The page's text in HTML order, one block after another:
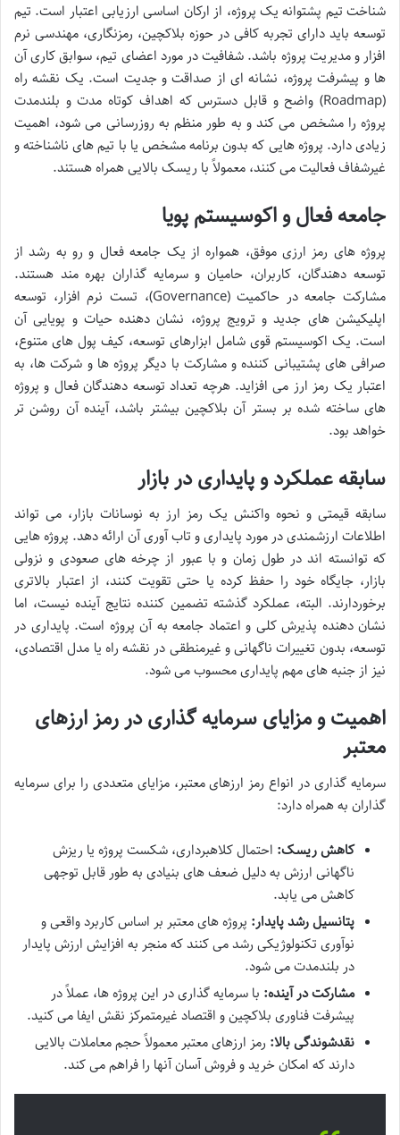
شناخت تیم پشتوانه یک پروژه، از ارکان اساسی ارزیابی اعتبار است. تیم
توسعه باید دارای تجربه کافی در حوزه بلاکچین، رمزنگاری، مهندسی نرم
افزار و مدیریت پروژه باشد. شفافیت در مورد اعضای تیم، سوابق کاری آن
ها و پیشرفت پروژه، نشانه ای از صداقت و جدیت است. یک نقشه راه
(Roadmap) واضح و قابل دسترس که اهداف کوتاه مدت و بلندمدت
پروژه را مشخص می کند و به طور منظم به روزرسانی می شود، اهمیت
زیادی دارد. پروژه هایی که بدون برنامه مشخص یا با تیم های ناشناخته و
غیرشفاف فعالیت می کنند، معمولاً با ریسک بالایی همراه هستند.
جامعه فعال و اکوسیستم پویا
پروژه های رمز ارزی موفق، همواره از یک جامعه فعال و رو به رشد از
توسعه دهندگان، کاربران، حامیان و سرمایه گذاران بهره مند هستند.
مشارکت جامعه در حاکمیت (Governance)، تست نرم افزار، توسعه
اپلیکیشن های جدید و ترویج پروژه، نشان دهنده حیات و پویایی آن
است. یک اکوسیستم قوی شامل ابزارهای توسعه، کیف پول های متنوع،
صرافی های پشتیبانی کننده و مشارکت با دیگر پروژه ها و شرکت ها، به
اعتبار یک رمز ارز می افزاید. هرچه تعداد توسعه دهندگان فعال و پروژه
های ساخته شده بر بستر آن بلاکچین بیشتر باشد، آینده آن روشن تر
خواهد بود.
سابقه عملکرد و پایداری در بازار
سابقه قیمتی و نحوه واکنش یک رمز ارز به نوسانات بازار، می تواند
اطلاعات ارزشمندی در مورد پایداری و تاب آوری آن ارائه دهد. پروژه هایی
که توانسته اند در طول زمان و با عبور از چرخه های صعودی و نزولی
بازار، جایگاه خود را حفظ کرده یا حتی تقویت کنند، از اعتبار بالاتری
برخوردارند. البته، عملکرد گذشته تضمین کننده نتایج آینده نیست، اما
نشان دهنده پذیرش کلی و اعتماد جامعه به آن پروژه است. پایداری در
توسعه، بدون تغییرات ناگهانی و غیرمنطقی در نقشه راه یا مدل اقتصادی،
نیز از جنبه های مهم پایداری محسوب می شود.
اهمیت و مزایای سرمایه گذاری در رمز ارزهای
معتبر
سرمایه گذاری در انواع رمز ارزهای معتبر، مزایای متعددی را برای سرمایه
گذاران به همراه دارد:
کاهش ریسک: احتمال کلاهبرداری، شکست پروژه یا ریزش
ناگهانی ارزش به دلیل ضعف های بنیادی به طور قابل توجهی
کاهش می یابد.
پتانسیل رشد پایدار: پروژه های معتبر بر اساس کاربرد واقعی و
نوآوری تکنولوژیکی رشد می کنند که منجر به افزایش ارزش پایدار
در بلندمدت می شود.
مشارکت در آینده: با سرمایه گذاری در این پروژه ها، عملاً در
پیشرفت فناوری بلاکچین و اقتصاد غیرمتمرکز نقش ایفا می کنید.
نقدشوندگی بالا: رمز ارزهای معتبر معمولاً حجم معاملات بالایی
دارند که امکان خرید و فروش آسان آنها را فراهم می کند.